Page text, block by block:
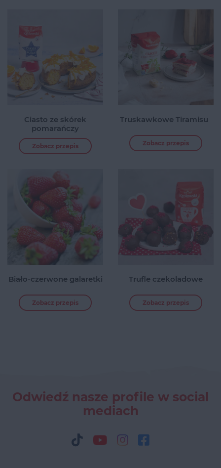
Ciasto ze skórek
pomarańczy
Zobacz przepis
Truskawkowe Tiramisu
Zobacz przepis
Biało-czerwone galaretki
Zobacz przepis
Trufle czekoladowe
Zobacz przepis
Odwiedź nasze profile w social
mediach